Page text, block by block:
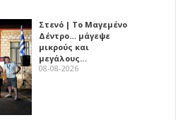
Στενό | Το Μαγεμένο
Δέντρο… μάγεψε
μικρούς και
μεγάλους…
08-08-2026